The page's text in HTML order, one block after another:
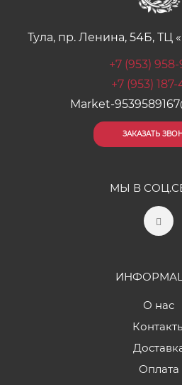
Тула, пр. Ленина, 54Б, ТЦ
+7 (953) 958-
+7 (953) 187-
Market-
ЗАКАЗАТЬ
МЫ В
О нас
Оплата